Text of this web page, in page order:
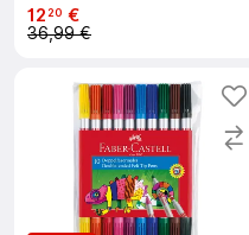
12 20 €
36,99 €